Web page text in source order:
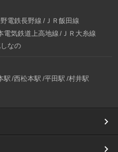
電鉄長野線 ＪＲ飯田線
電気鉄道上高地線
ＪＲ大糸線
なの
駅 西松本駅 平田駅 村井駅